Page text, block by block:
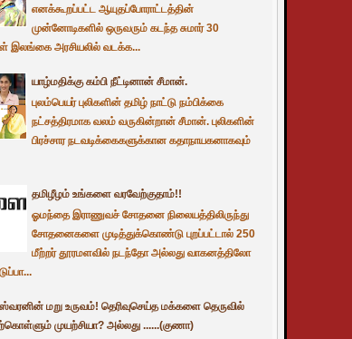
எனக்கூறப்பட்ட ஆயுதப்போராட்டத்தின்
முன்னோடிகளில் ஒருவரும் கடந்த சுமார் 30
இலங்கை அரசியலில் வடக்க...
யாழ்மதிக்கு கம்பி நீட்டினான் சீமான்.
புலம்பெயர் புலிகளின் தமிழ் நாட்டு நம்பிக்கை
நட்சத்திரமாக வலம் வருகின்றான் சீமான். புலிகளின்
பிரச்சார நடவடிக்கைகளுக்கான கதாநாயகனாகவும்
தமிழீழம் உங்களை வரவேற்குதாம்!!
ஓமந்தை இராணுவச் சோதனை நிலையத்திலிருந்து
சோதனைகளை முடித்துக்கொண்டு புறப்பட்டால் 250
மீற்றர் தூரமளவில் நடந்தோ அல்லது வாகனத்திலோ
மறு உருவம்! தெரிவுசெய்த மக்களை தெருவில்
முயற்சியா? அல்லது ......(குணா)